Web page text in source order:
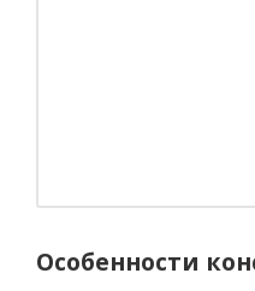
Особенности